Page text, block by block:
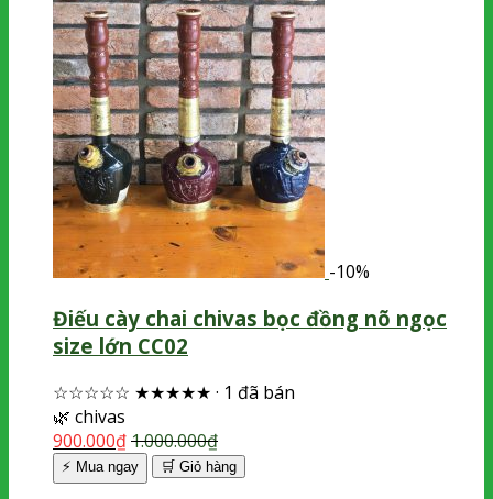
-10%
Điếu cày chai chivas bọc đồng nõ ngọc
size lớn CC02
☆☆☆☆☆ ★★★★★ · 1 đã bán
🌿 chivas
900.000₫1.000.000₫
⚡ Mua ngay 🛒 Giỏ hàng